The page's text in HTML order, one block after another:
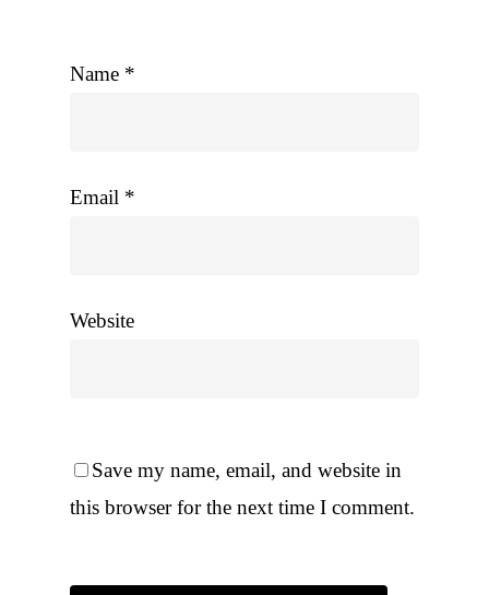
Name *
Email *
Website
Save my name, email, and website in
this browser for the next time I comment.